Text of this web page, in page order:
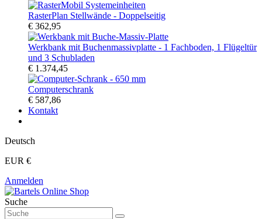
RasterPlan Stellwände - Doppelseitig
€ 362,95
Werkbank mit Buchenmassivplatte - 1 Fachboden, 1 Flügeltür
und 3 Schubladen
€ 1.374,45
Computerschrank
€ 587,86
Kontakt
Deutsch
EUR €
Anmelden
Suche